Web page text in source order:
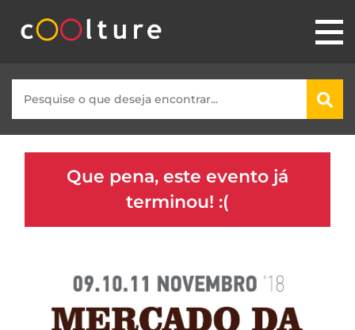
Que pena, este evento já
terminou! :(